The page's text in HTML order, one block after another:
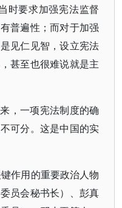
时要求加强宪法监督
普遍性；而对于加强
见仁见智，设立宪法
甚至也很难说就是主
，一项宪法制度的确
可分。这是中国的实
作用的重要政治人物
员会秘书长）、彭真